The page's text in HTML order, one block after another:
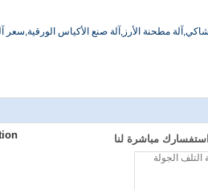
مطحنة الأرز,آلة صنع الأكياس الورقية,سعر
مباشرة لنا